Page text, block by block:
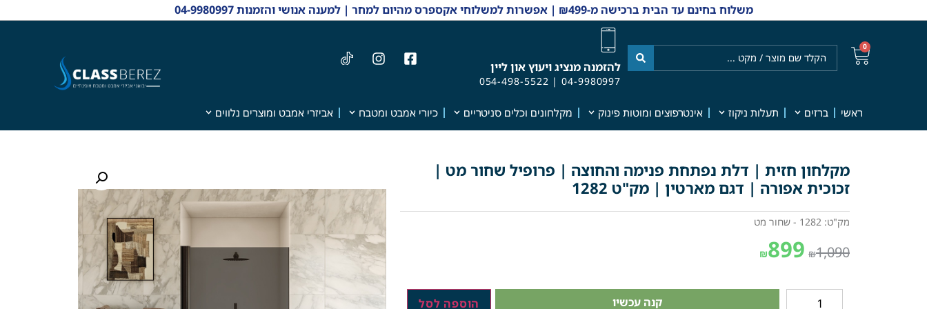
משלוח בחינם עד הבית ברכישה מ-₪499 | אפשרות למשלוחי אקספרס מהיום למחר | למענה אנושי והזמנות 04-9980997
0
להזמנה מנציג ויעוץ און ליין
04-9980997
|
054-498-5522
ראשי ברזים תעלות ניקוז אינטרפוצים ומוטות פינוק מקלחונים וכלים סניטריים כיורי אמבט ומטבח אביזרי אמבט ומוצרים נלווים
מקלחון חזית | דלת נפתחת פנימה והחוצה | פרופיל שחור מט |
זכוכית אפורה | דגם מארטין | מק"ט 1282
מק"ט: 1282 - שחור מט
₪1,090
₪899
קנה עכשיו הוספה לסל